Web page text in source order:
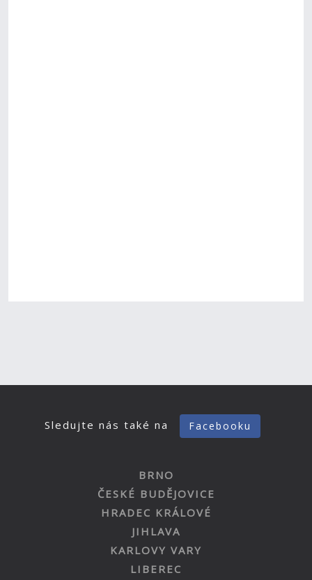
Sledujte nás také na Facebooku
BRNO
ČESKÉ BUDĚJOVICE
HRADEC KRÁLOVÉ
JIHLAVA
KARLOVY VARY
LIBEREC